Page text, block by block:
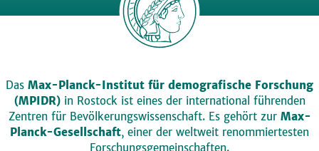
Das Max-Planck-Institut für demografische Forschung
(MPIDR)in Rostock ist eines der international führenden
Zentren für Bevölkerungswissenschaft. Es gehört zur Max-
Planck-Gesellschaft, einer der weltweit renommiertesten
Forschungsgemeinschaften.